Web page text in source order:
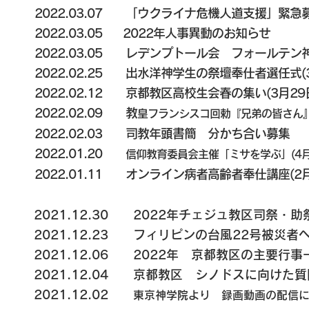
2022.03.07
「ウクライナ危機人道支援」緊急
2022.03.05 2022年人事異動のお知らせ
2022.03.05
レデンプトール会 フォールテン
2022.02.25 出水洋神学生の祭壇奉仕者選任式
2022.02.12 京都教区高校生会春の集い(3月29
2022.02.09 教皇フランシスコ回勅『兄弟の皆さ
2022.02.03 司教年頭書簡 分かち合い募集
2022.01.20
信仰教育委員会主催「ミサを学ぶ」(4
2022.01.11 オンライン病者高齢者奉仕講座(2
2021.12.30 2022年チェジュ教区司祭・助
2021.12.23
フィリピンの台風22号被災者
2021.12.06 2022年 京都教区の主要行
2021.12.04 京都教区 シノドスに向けた質
2021.12.02
東京神学院より 録画動画の配信